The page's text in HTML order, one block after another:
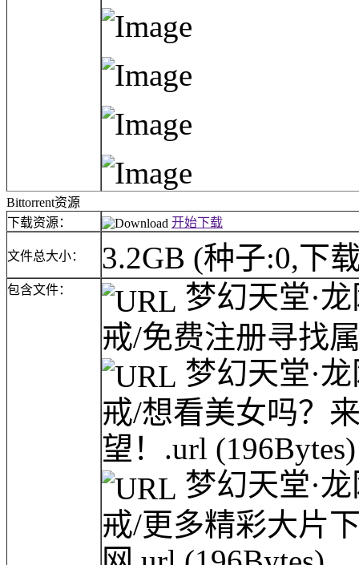
Bittorrent资源
下载资源：
开始下载
文件总大小： 3.2GB (种子:0,下
包含文件：
梦幻天堂·
戒/免费注册寻找
梦幻天堂·
戒/想看美女吗？
望！.url (196Bytes)
梦幻天堂·
戒/更多精彩大片